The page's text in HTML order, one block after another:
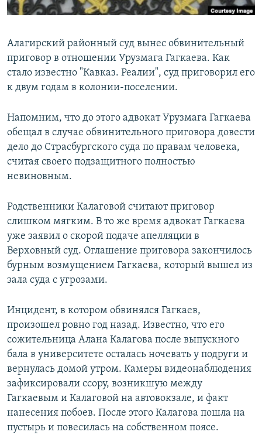
Все сайты РСЕ/РС
Алагирский районный суд вынес обвинительный
приговор в отношении Урузмага Гагкаева. Как
стало известно "Кавказ. Реалии", суд приговорил его
к двум годам в колонии-поселении.
Напомним, что до этого адвокат Урузмага Гагкаева
обещал в случае обвинительного приговора довести
дело до Страсбургского суда по правам человека,
считая своего подзащитного полностью
невиновным.
Родственники Калаговой считают приговор
слишком мягким. В то же время адвокат Гагкаева
уже заявил о скорой подаче апелляции в
Верховный суд. Оглашение приговора закончилось
бурным возмущением Гагкаева, который вышел из
зала суда с угрозами.
Инцидент, в котором обвинялся Гагкаев,
произошел ровно год назад. Известно, что его
сожительница Алана Калагова после выпускного
бала в университете осталась ночевать у подруги и
вернулась домой утром. Камеры видеонаблюдения
зафиксировали ссору, возникшую между
Гагкаевым и Калаговой на автовокзале, и факт
нанесения побоев. После этого Калагова пошла на
пустырь и повесилась на собственном поясе.